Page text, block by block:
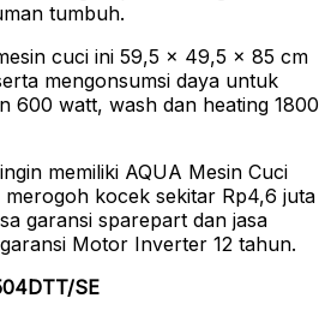
tumbuh.
cuci ini 59,5 x 49,5 x 85 cm
mengonsumsi daya untuk
600 watt, wash dan heating 1800
memiliki AQUA Mesin Cuci
merogoh kocek sekitar Rp4,6 juta
garansi sparepart dan jasa
Motor Inverter 12 tahun.
SE